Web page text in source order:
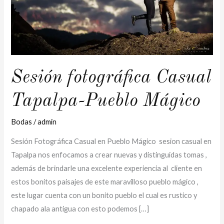
Sesión fotográfica Casual
Tapalpa-Pueblo Mágico
Bodas /admin
Sesión Fotográfica Casual en Pueblo Mágico sesion casual en
Tapalpa nos enfocamos a crear nuevas y distinguidas tomas ,
además de brindarle una excelente experiencia al cliente en
estos bonitos paisajes de este maravilloso pueblo mágico ,
este lugar cuenta con un bonito pueblo el cual es rustico y
chapado ala antigua con esto podemos […]